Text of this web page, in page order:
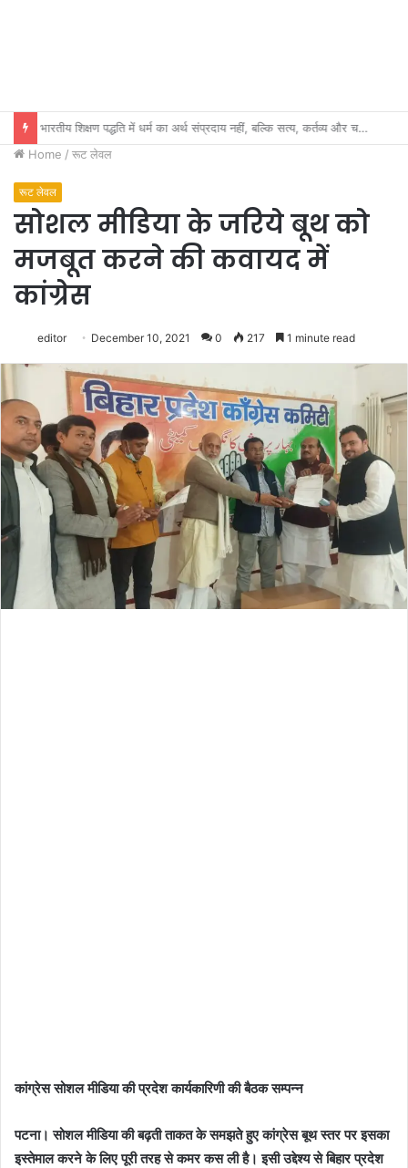
भारतीय शिक्षण पद्धति में धर्म का अर्थ संप्रदाय नहीं, बल्कि सत्य, कर्तव्य और चरित्र निर्माण है: विजय प्रकाश
Home / रूट लेवल
रूट लेवल
सोशल मीडिया के जरिये बूथ को
मजबूत करने की कवायद में
कांग्रेस
editor December 10, 2021 0 217 1 minute read
कांग्रेस सोशल मीडिया की प्रदेश कार्यकारिणी की बैठक सम्पन्न
पटना। सोशल मीडिया की बढ़ती ताकत के समझते हुए कांग्रेस बूथ स्तर पर इसका
इस्तेमाल करने के लिए पूरी तरह से कमर कस ली है। इसी उद्देश्य से बिहार प्रदेश